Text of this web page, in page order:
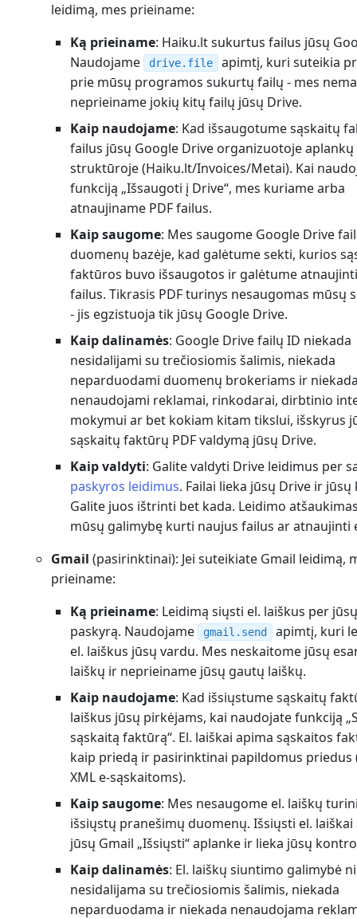
leidimą, mes prieiname:
Ką prieiname: Haiku.lt sukurtus failus jūsų
Naudojame
drive.file
apimtį, kuri suteikia
prie mūsų programos sukurtų failų - mes
neprieiname jokių kitų failų jūsų Drive.
Kaip naudojame: Kad išsaugotume sąskaitų
failus jūsų Google Drive organizuotoje aplankų
struktūroje (Haiku.lt/Invoices/Metai). Kai
funkciją „Išsaugoti į Drive“, mes kuriame arba
atnaujiname PDF failus.
Kaip saugome: Mes saugome Google Drive
duomenų bazėje, kad galėtume sekti, kurios
faktūros buvo išsaugotos ir galėtume
failus. Tikrasis PDF turinys nesaugomas mūsų
- jis egzistuoja tik jūsų Google Drive.
Kaip dalinamės: Google Drive failų ID niekada
nesidalijami su trečiosiomis šalimis, niekada
neparduodami duomenų brokeriams ir
nenaudojami reklamai, rinkodarai, dirbtinio
mokymui ar bet kokiam kitam tikslui, išskyrus
sąskaitų faktūrų PDF valdymą jūsų Drive.
Kaip valdyti: Galite valdyti Drive leidimus per
paskyros leidimus. Failai lieka jūsų Drive ir
Galite juos ištrinti bet kada. Leidimo
mūsų galimybę kurti naujus failus ar atnaujinti
Gmail (pasirinktinai): Jei suteikiate Gmail leidimą,
prieiname:
Ką prieiname: Leidimą siųsti el. laiškus per
paskyrą. Naudojame
gmail.send
apimtį, kuri
el. laiškus jūsų vardu. Mes neskaitome jūsų
laiškų ir neprieiname jūsų gautų laiškų.
Kaip naudojame: Kad išsiųstume sąskaitų
laiškus jūsų pirkėjams, kai naudojate funkciją
sąskaitą faktūrą“. El. laiškai apima sąskaitos
kaip priedą ir pasirinktinai papildomus priedus
XML e-sąskaitoms).
Kaip saugome: Mes nesaugome el. laiškų
išsiųstų pranešimų duomenų. Išsiųsti el.
jūsų Gmail „Išsiųsti“ aplanke ir lieka jūsų
Kaip dalinamės: El. laiškų siuntimo galimybė
nesidalijama su trečiosiomis šalimis, niekada
neparduodama ir niekada nenaudojama